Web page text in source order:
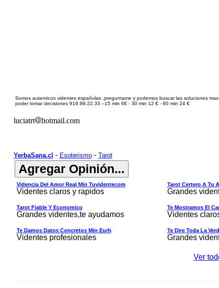
Somos autenticos videntes españolas , preguntame y podemos buscar las soluciones
poder tomar decisiones 919.99.22.33 --15 min 6€ - 30 min 12 € - 60 min 24€
luciatrt hotmail.com
YerbaSana.cl - Esoterismo- Tarot
Videncia Del Amor Real Min Tuvidentecom
Videntes claros y rapidos
Tarot Certero A Tu
Grandes
Tarot Fiable Y Economico
Grandes videntes,te ayudamos
Te Mostramos El
Videntes
Te Damos Datos Concretos Min Eurh
Videntes profesionales
Te Dire Toda La
Grandes
Ver